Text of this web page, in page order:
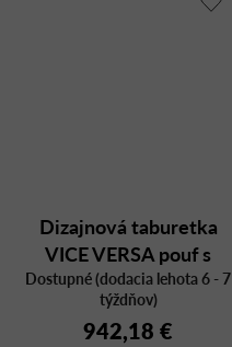
Dizajnová taburetka
VICE VERSA pouf s
operadlom
Dostupné (dodacia lehota 6 - 7
týždňov)
942,18 €